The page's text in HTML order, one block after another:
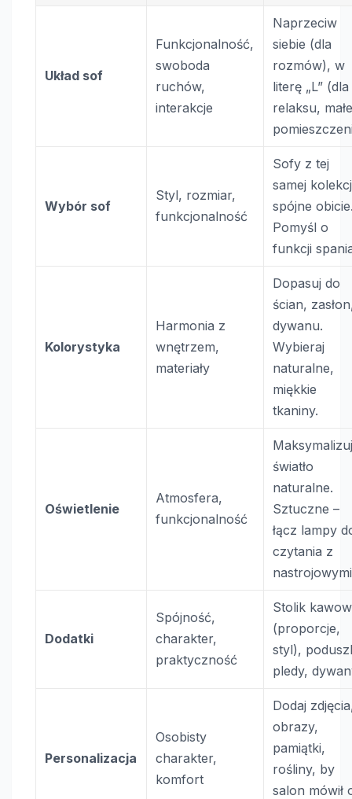
Układ sof
Funkcjonalność,
swoboda
ruchów,
interakcje
Naprzeciw
siebie (dla
rozmów), w
literę „L” (dla
relaksu,
Wybór sof
Styl, rozmiar,
funkcjonalność
Sofy z tej
samej
spójne
Pomyśl o
funkcji
Kolorystyka
Harmonia z
wnętrzem,
materiały
Dopasuj do
ścian,
dywanu.
Wybieraj
naturalne,
miękkie
tkaniny.
Oświetlenie
Atmosfera,
funkcjonalność
światło
naturalne.
Sztuczne –
łącz lampy
czytania z
Dodatki
Spójność,
charakter,
praktyczność
Stolik
(proporcje,
styl),
pledy,
Personalizacja
Osobisty
charakter,
komfort
Dodaj
obrazy,
pamiątki,
rośliny, by
salon mówił